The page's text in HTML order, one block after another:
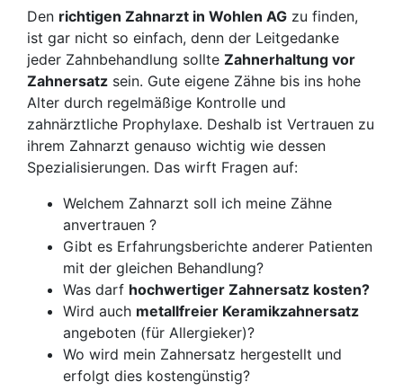
Den richtigen Zahnarzt in Wohlen AG zu finden,
ist gar nicht so einfach, denn der Leitgedanke
jeder Zahnbehandlung sollte Zahnerhaltung vor
Zahnersatz sein. Gute eigene Zähne bis ins hohe
Alter durch regelmäßige Kontrolle und
zahnärztliche Prophylaxe. Deshalb ist Vertrauen zu
ihrem Zahnarzt genauso wichtig wie dessen
Spezialisierungen. Das wirft Fragen auf:
Welchem Zahnarzt soll ich meine Zähne
anvertrauen ?
Gibt es Erfahrungsberichte anderer Patienten
mit der gleichen Behandlung?
Was darf hochwertiger Zahnersatz kosten?
Wird auch metallfreier Keramikzahnersatz
angeboten (für Allergieker)?
Wo wird mein Zahnersatz hergestellt und
erfolgt dies kostengünstig?